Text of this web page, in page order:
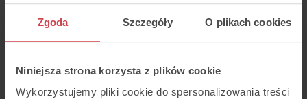
Zgoda Szczegóły O plikach cookies
Niniejsza strona korzysta z plików cookie
Wykorzystujemy pliki cookie do spersonalizowania treści
Thulium X Push Push Go